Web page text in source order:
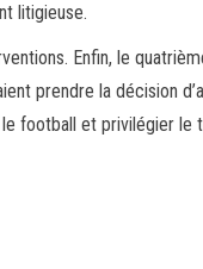
litigieuse.
Enfin, le
prendre la décision
football et privilégier